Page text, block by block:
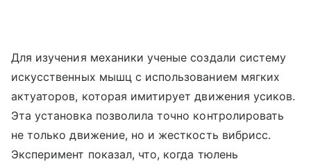
Для изучения механики ученые создали систему
искусственных мышц с использованием мягких
актуаторов, которая имитирует движения усиков.
Эта установка позволила точно контролировать
не только движение, но и жесткость вибрисс.
Эксперимент показал, что, когда тюлень